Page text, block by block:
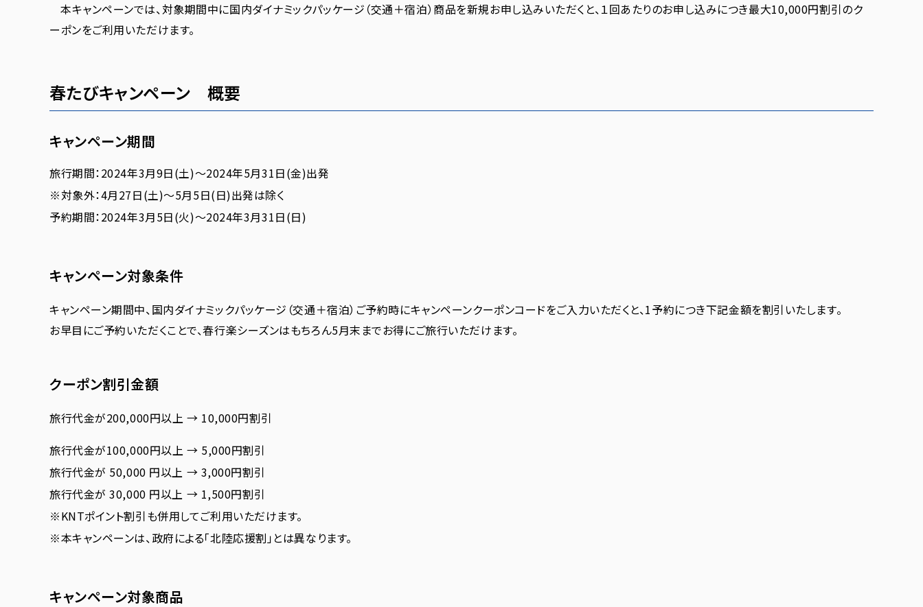
本キャンペーンでは、対象期間中に国内ダイナミックパッケージ（交通＋宿泊）商品を新規お申し込みいただくと、１回あたりのお申し込みにつき最大10,000円割引のク
ーポンをご利用いただけます。
春たびキャンペーン 概要
キャンペーン期間
旅行期間：2024年3月9日(土)～2024年5月31日(金)出発
※対象外：4月27日(土)～5月5日(日)出発は除く
予約期間：2024年3月5日(火)～2024年3月31日(日)
キャンペーン対象条件
キャンペーン期間中、国内ダイナミックパッケージ（交通＋宿泊）ご予約時にキャンペーンクーポンコードをご入力いただくと、1予約につき下記金額を割引いたします。
お早目にご予約いただくことで、春行楽シーズンはもちろん5月末までお得にご旅行いただけます。
クーポン割引金額
旅行代金が200,000円以上 → 10,000円割引
旅行代金が100,000円以上 → 5,000円割引
旅行代金が 50,000 円以上 → 3,000円割引
旅行代金が 30,000 円以上 → 1,500円割引
※KNTポイント割引も併用してご利用いただけます。
※本キャンペーンは、政府による「北陸応援割」とは異なります。
キャンペーン対象商品